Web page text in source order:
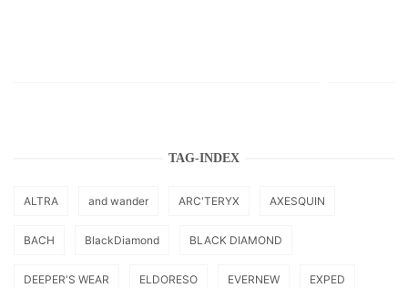
TAG-INDEX
ALTRA and wander ARC'TERYX AXESQUIN
BACH BlackDiamond BLACK DIAMOND
DEEPER'S WEAR ELDORESO EVERNEW EXPED